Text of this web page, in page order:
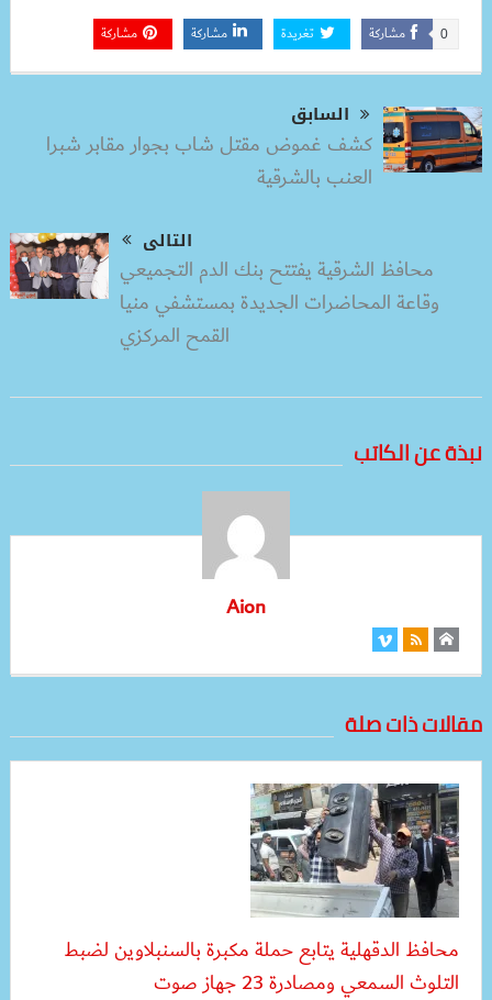
مشاركة 0 تغريدة مشاركة مشاركة
السابق
كشف غموض مقتل شاب بجوار مقابر شبرا
العنب بالشرقية
التالى
محافظ الشرقية يفتتح بنك الدم التجميعي
وقاعة المحاضرات الجديدة بمستشفي منيا
القمح المركزي
نبذة عن الكاتب
Aion
مقالات ذات صلة
محافظ الدقهلية يتابع حملة مكبرة بالسنبلاوين لضبط
التلوث السمعي ومصادرة 23 جهاز صوت